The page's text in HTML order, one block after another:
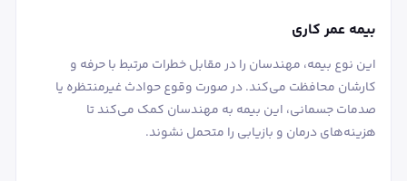
بیمه عمر کاری
این نوع بیمه، مهندسان را در مقابل خطرات مرتبط با حرفه و
کارشان محافظت می‌کند. در صورت وقوع حوادث غیرمنتظره یا
صدمات جسمانی، این بیمه به مهندسان کمک می‌کند تا
هزینه‌های درمان و بازیابی را متحمل نشوند.